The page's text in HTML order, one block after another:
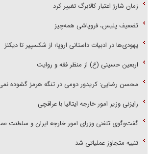
زمان شارژ اعتبار کالابرگ تغییر کرد
تضعیف پلیس، فروپاشی همه‌چیز
یهودی‌ها در ادبیات داستانی اروپا؛ از شکسپیر تا دیکنز
اربعین حسینی (ع) از منظر فقه و روایت
محسن رضایی: کریدور دومی در تنگه هرمز گشوده
رایزنی وزیر امور خارجه ایتالیا با عراقچی
گفت‌وگوی تلفنی وزرای امور خارجه ایران و سلطنت
تنبیه متجاوز عملیاتی شد